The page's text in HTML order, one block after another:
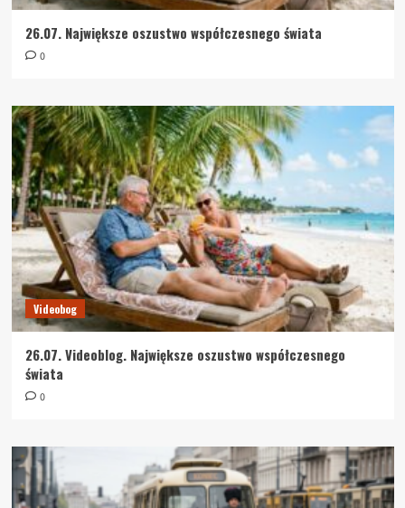
26.07. Największe oszustwo współczesnego świata
0
Videobog
26.07. Videoblog. Największe oszustwo współczesnego
świata
0